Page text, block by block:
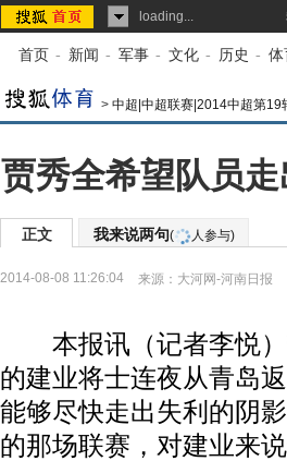
loading...
首页 - 新闻 - 军事 - 文化 - 历史 - 体
> 中超|中超联赛|2014中超第19
贾秀全希望队员
正文 我来说两句( 人参与)
2014-08-08 11:26:04 来源： 大河网-河南日报
本报讯（记者李悦）
的建业将士连夜从青岛
能够尽快走出失利的阴
的那场联赛，对建业来